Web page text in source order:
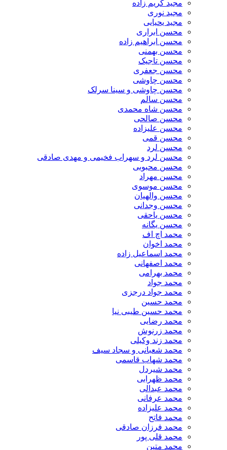
مجید کریم زاده
مجید نوری
مجید یحیایی
محسن ابراری
محسن ابراهیم زاده
محسن بهمنی
محسن تاجیک
محسن جعفری
محسن چاوشی
محسن چاوشی و سینا سرلک
محسن سالم
محسن شاه محمدی
محسن صالحی
محسن علیزاده
محسن قمی
محسن لرد
محسن لرد و سهراب فخیمی و مهدی صادقی
محسن محبوبی
محسن مهراد
محسن موسوی
محسن والهیان
محسن وجدانی
محسن یاحقی
محسن یگانه
محمد اچ اف
محمد اخوان
محمد اسماعیل زاده
محمد اصفهانی
محمد بهرامی
محمد جواد
محمد جواد درجزی
محمد حسین
محمد حسین طیبی نیا
محمد رضایی
محمد زرنوش
محمد زند وکیلی
محمد شعبانی و سجاد سیف
محمد شهاب قاسمی
​محمد شیردل
محمد ظهرابی
محمد عبدالی
محمد عرفانی
محمد علیزاده
محمد فاتح
محمد فرزان صادقی
محمد قلی پور
محمد متین